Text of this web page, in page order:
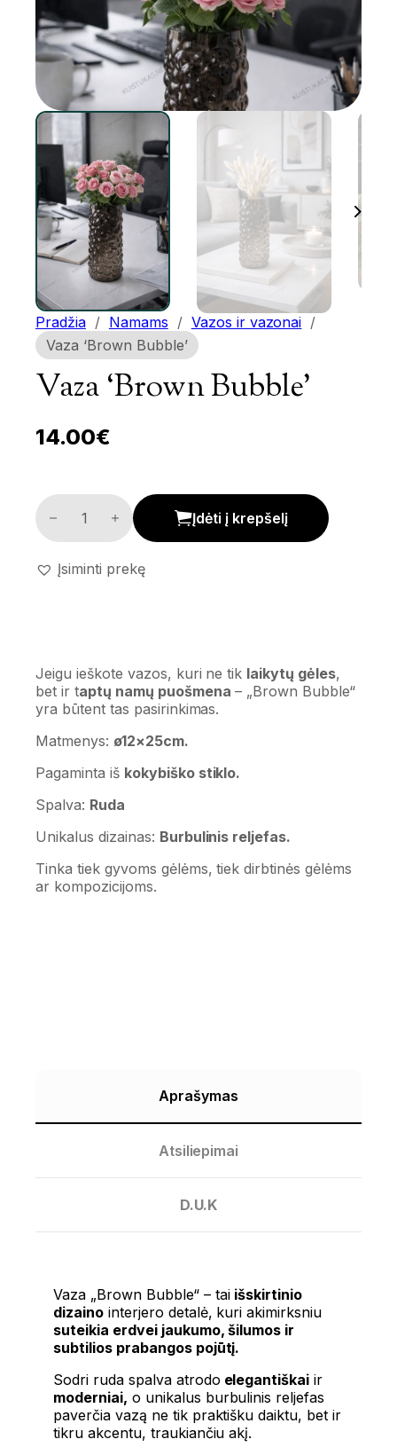
Pradžia / Namams / Vazos ir vazonai /
Vaza ‘Brown Bubble’
Vaza ‘Brown Bubble’
14.00€
Vaza 'Brown Bubble' kiekis
Įdėti į krepšelį
Įsiminti prekę
Jeigu ieškote vazos, kuri ne tik laikytų gėles,
bet ir taptų namų puošmena – „Brown Bubble“
yra būtent tas pasirinkimas.
Matmenys: ø12×25cm.
Pagaminta iš kokybiško stiklo.
Spalva: Ruda
Unikalus dizainas: Burbulinis reljefas.
Tinka tiek gyvoms gėlėms, tiek dirbtinės gėlėms
ar kompozicijoms.
Aprašymas
Atsiliepimai
D.U.K
Vaza „Brown Bubble“ – tai išskirtinio
dizainointerjero detalė, kuri akimirksniu
suteikia erdvei jaukumo, šilumos ir
subtilios prabangos pojūtį.
Sodri ruda spalva atrodo elegantiškai ir
moderniai, o unikalus burbulinis reljefas
paverčia vazą ne tik praktišku daiktu, bet ir
tikru akcentu, traukiančiu akį.